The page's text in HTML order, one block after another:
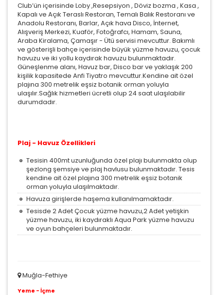
Club’ün içerisinde Loby ,Resepsiyon , Döviz bozma , Kasa ,
Kapalı ve Açık Teraslı Restoran, Temalı Balık Restoranı ve
Anadolu Restoranı, Barlar, Açık hava Disco, İnternet,
Alışveriş Merkezi, Kuaför, Fotoğrafcı, Hamam, Sauna,
Araba Kiralama, Çamaşır - Ütü servisi mevcuttur. Bakımlı
ve gösterişli bahçe içerisinde büyük yüzme havuzu, çocuk
havuzu ve iki yollu kaydırak havuzu bulunmaktadır.
Güneşlenme alanı, Havuz bar, Disco bar ve yaklaşık 200
kişilik kapasitede Anfi Tiyatro mevcuttur.Kendine ait özel
plajına 300 metrelik eşsiz botanik orman yoluyla
ulaşılır.Sağlık hizmetleri ücretli olup 24 saat ulaşılabilir
durumdadır.
Plaj - Havuz Özellikleri
Tesisin 400mt uzunluğunda özel plajı bulunmakta olup
şezlong şemsiye ve plaj havlusu bulunmaktadır. Tesis
kendine ait özel plajına 300 metrelik eşsiz botanik
orman yoluyla ulaşılmaktadır.
Havuza girişlerde haşema kullanılmamaktadır.
Tesisde 2 Adet Çocuk yüzme havuzu,2 Adet yetişkin
yüzme havuzu, iki kaydıraklı Aqua Park yüzme havuzu
ve oyun bahçeleri bulunmaktadır.
Muğla-Fethiye
Yeme - İçme